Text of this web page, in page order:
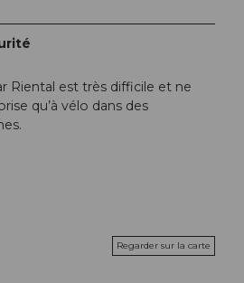
Riental est très difficile et ne
qu’à vélo dans des
Regarder sur la carte